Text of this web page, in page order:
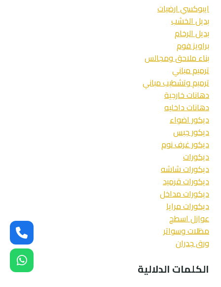
والتميزايبوكسي ارضيات
بديل الخشب
بديل الرخام
براويز فوم
بناء ملاحق ومجالس
ترميم مباني
ترميم وتشطيب مباني
دهانات خارجية
دهانات داخليه
ديكور اضواء
ديكور جبس
ديكور غرف نوم
ديكورات
ديكورات شاشه
ديكورات قرميد
ديكورات مداخل
ديكورات مرايا
عوازل اسطح
مظلات وسواتر
ورق جدران
الكلمات الدلالية